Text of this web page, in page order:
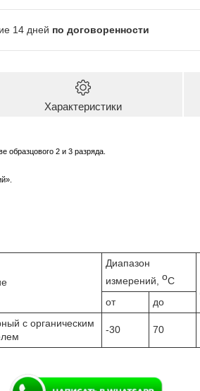
14 дней по договоренности
Характеристики
образцового 2 и 3 разряда.
Диапазон
измерений, оС
от
до
с органическим
-30 70